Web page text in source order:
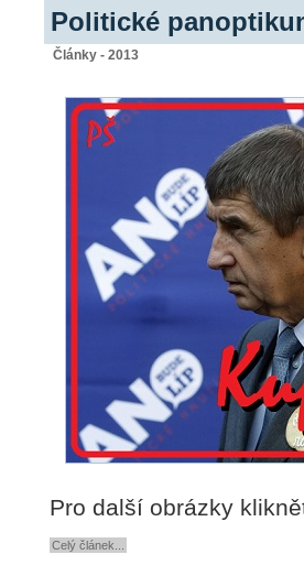
Politické
Články - 2013
Pro další obrázky
Celý článek...